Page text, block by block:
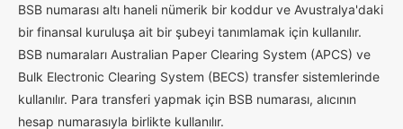
BSB numarası altı haneli nümerik bir koddur ve Avustralya'daki
bir finansal kuruluşa ait bir şubeyi tanımlamak için kullanılır.
BSB numaraları Australian Paper Clearing System (APCS) ve
Bulk Electronic Clearing System (BECS) transfer sistemlerinde
kullanılır. Para transferi yapmak için BSB numarası, alıcının
hesap numarasıyla birlikte kullanılır.